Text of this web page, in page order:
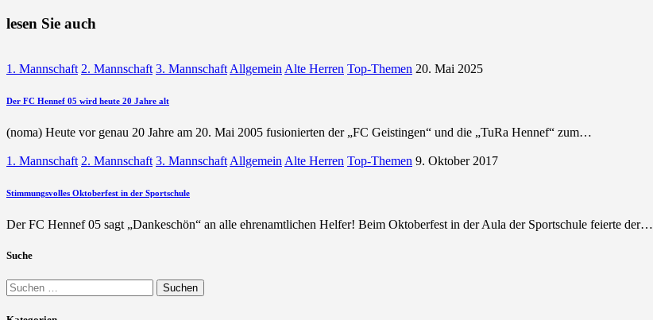
lesen Sie auch
1. Mannschaft 2. Mannschaft 3. Mannschaft Allgemein Alte Herren Top-Themen 20. Mai 2025
Der FC Hennef 05 wird heute 20 Jahre alt
(noma) Heute vor genau 20 Jahre am 20. Mai 2005 fusionierten der „FC Geistingen“ und die „TuRa Hennef“ zum…
1. Mannschaft 2. Mannschaft 3. Mannschaft Allgemein Alte Herren Top-Themen 9. Oktober 2017
Stimmungsvolles Oktoberfest in der Sportschule
Der FC Hennef 05 sagt „Dankeschön“ an alle ehrenamtlichen Helfer! Beim Oktoberfest in der Aula der Sportschule feierte der…
Suche
Suchen
nach: